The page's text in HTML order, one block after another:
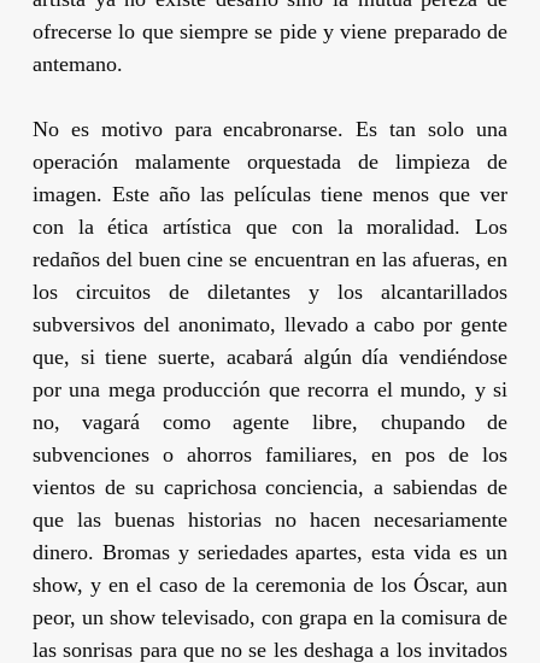
ofrecerse lo que siempre se pide y viene preparado de
antemano.
No es motivo para encabronarse. Es tan solo una
operación malamente orquestada de limpieza de
imagen. Este año las películas tiene menos que ver
con la ética artística que con la moralidad. Los
redaños del buen cine se encuentran en las afueras, en
los circuitos de diletantes y los alcantarillados
subversivos del anonimato, llevado a cabo por gente
que, si tiene suerte, acabará algún día vendiéndose
por una mega producción que recorra el mundo, y si
no, vagará como agente libre, chupando de
subvenciones o ahorros familiares, en pos de los
vientos de su caprichosa conciencia, a sabiendas de
que las buenas historias no hacen necesariamente
dinero. Bromas y seriedades apartes, esta vida es un
show, y en el caso de la ceremonia de los Óscar, aun
peor, un show televisado, con grapa en la comisura de
las sonrisas para que no se les deshaga a los invitados